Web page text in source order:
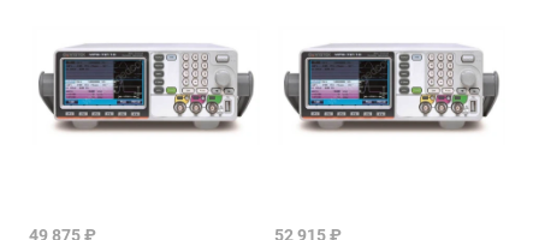
49 875 ₽ 52 915 ₽